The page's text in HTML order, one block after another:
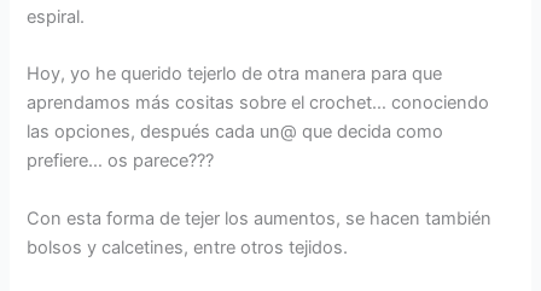
espiral.
Hoy, yo he querido tejerlo de otra manera para que
aprendamos más cositas sobre el crochet… conociendo
las opciones, después cada un@ que decida como
prefiere… os parece???
Con esta forma de tejer los aumentos, se hacen también
bolsos y calcetines, entre otros tejidos.